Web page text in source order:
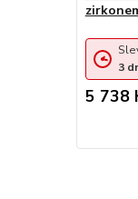
5 738
3